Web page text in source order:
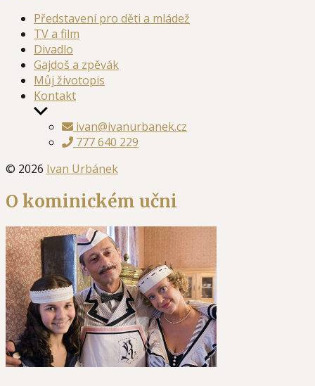
Představení pro děti a mládež
TV a film
Divadlo
Gajdoš a zpěvák
Můj životopis
Kontakt
Zobrazit
podmenuivan@ivanurbanek.cz
777 640 229
© 2026 Ivan Urbánek
O kominickém učni